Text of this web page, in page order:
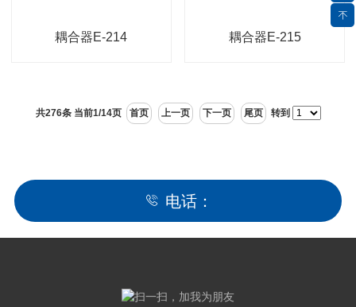
耦合器E-214 耦合器E-215
共276条 当前1/14页 首页 上一页 下一页 尾页 转到
电话：